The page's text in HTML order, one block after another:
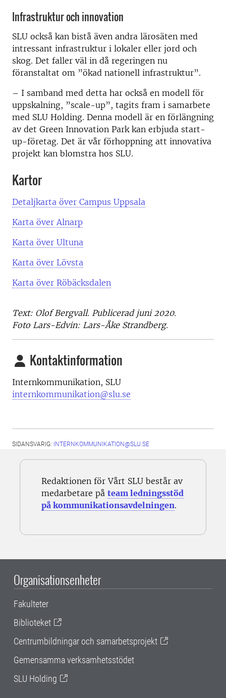
Infrastruktur och innovation
SLU också kan bistå även andra lärosäten med
intressant infrastruktur i lokaler eller jord och
skog. Det faller väl in då regeringen nu
föranstaltat om ”ökad nationell infrastruktur”.
– I samband med detta har också en modell för
uppskalning, ”scale-up”, tagits fram i samarbete
med SLU Holding. Denna modell är en förlängning
av det Green Innovation Park kan erbjuda start-
up-företag. Det är vår förhoppning att innovativa
projekt kan blomstra hos SLU.
Kartor
Detaljkarta över Campus Uppsala
Karta över Alnarp
Karta över Ultuna
Karta över Lövsta
Karta över Röbäcksdalen
Text: Olof Bergvall. Publicerad juni 2020.
Foto Lars-Edvin: Lars-Åke Strandberg.
Kontaktinformation
Internkommunikation, SLU
internkommunikation@slu.se
SIDANSVARIG: INTERNKOMMUNIKATION@SLU.SE
Redaktionen för Vårt SLU består av
medarbetare på team ledningsstöd
på kommunikationsavdelningen.
Organisationsenheter
Fakulteter
Biblioteket
Centrumbildningar och samarbetsprojekt
Gemensamma verksamhetsstödet
SLU Holding